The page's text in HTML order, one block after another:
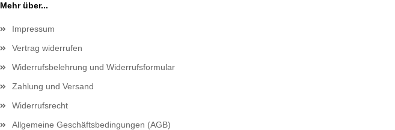
Mehr über...
Impressum
Vertrag widerrufen
Widerrufsbelehrung und Widerrufsformular
Zahlung und Versand
Widerrufsrecht
Allgemeine Geschäftsbedingungen (AGB)